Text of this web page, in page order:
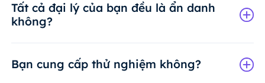
Tất cả đại lý của bạn đều là ẩn danh
không?
Bạn cung cấp thử nghiệm không?